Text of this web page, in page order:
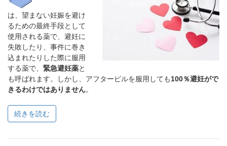
は、望まない妊娠を避け
るための最終手段として
使用される薬で、避妊に
失敗したり、事件に巻き
込まれたりした際に服用
する薬で、 緊急避妊薬と
も呼ばれます。しかし、アフターピルを服用しても100％避妊がで
きるわけではありません。
続きを読む